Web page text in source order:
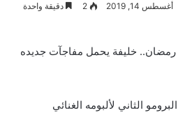
أغسطس 14, 2019 2 دقيقة واحدة
خليفة يحمل مفاجآت جديده
الثاني لألبومه الغنائي